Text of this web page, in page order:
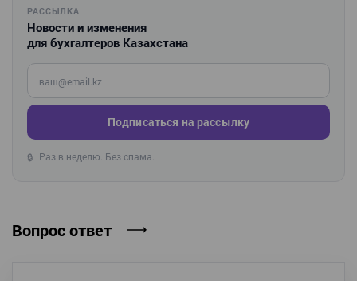
РАССЫЛКА
Новости и изменения
для бухгалтеров Казахстана
Введите ваш e-mail
Подписаться на рассылку
🔒 Раз в неделю. Без спама.
Вопрос ответ